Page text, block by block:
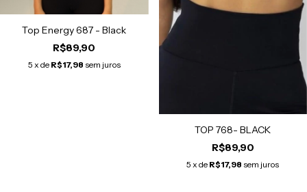
Top Energy 687 - Black
R$89,90
5 x de R$17,98 sem juros
TOP 768- BLACK
R$89,90
5 x de R$17,98 sem juros